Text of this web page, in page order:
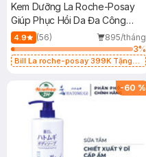
Kem Dưỡng La Roche-Posay
Giúp Phục Hồi Da Đa Công
Dụng 40ml
4.9 (56)
895/tháng
3%
Bill La roche-posay 399K Tặng
(SL có hạn)
-60 %